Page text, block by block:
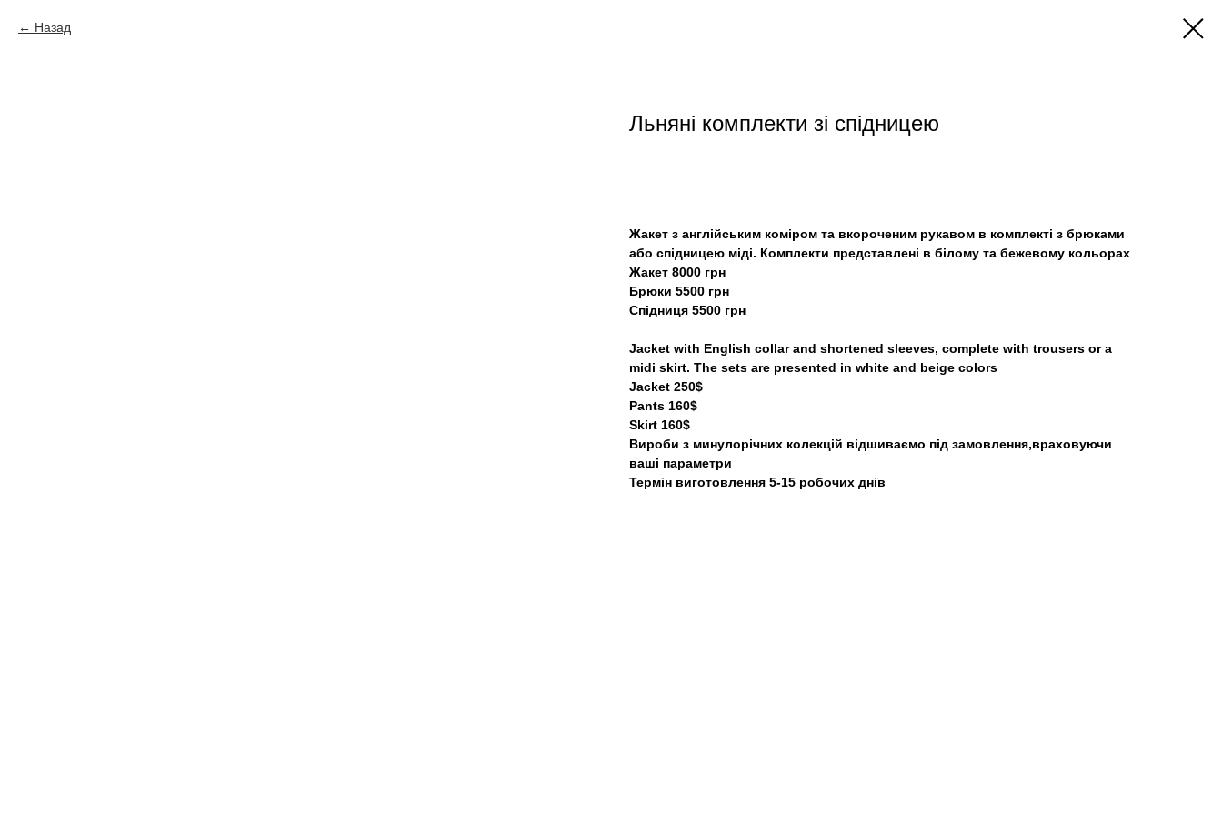
Назад
Льняні комплекти зі спідницею
Жакет з англійським коміром та вкороченим рукавом в комплекті з брюками
або спідницею міді. Комплекти представлені в білому та бежевому кольорах
Жакет 8000 грн
Брюки 5500 грн
Спідниця 5500 грн
Jacket with English collar and shortened sleeves, complete with trousers or a
midi skirt. The sets are presented in white and beige colors
Jacket 250$
Pants 160$
Skirt 160$
Вироби з минулорічних колекцій відшиваємо під замовлення,враховуючи
ваші параметри
Термін виготовлення 5-15 робочих днів